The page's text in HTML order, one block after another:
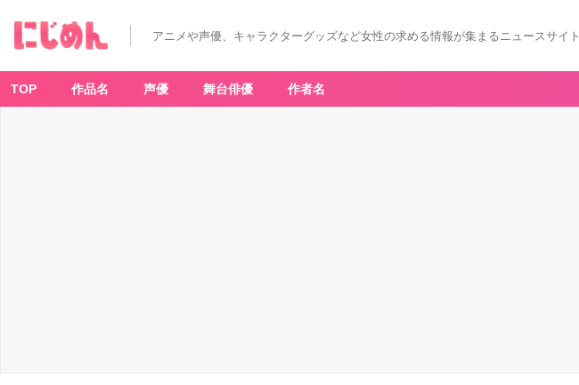
アニメや声優、キャラクターグッズなど女性の求める情報が集まるニュースサイト
TOP 作品名 声優 舞台俳優 作者名